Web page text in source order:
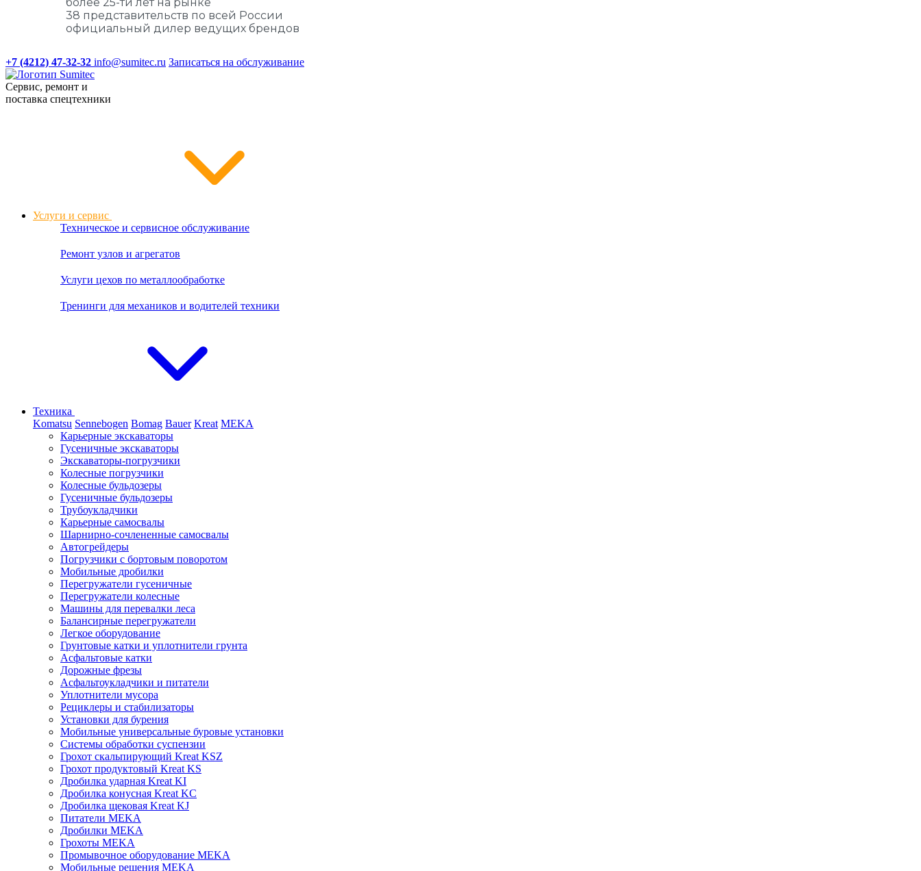
38 представительств по всей России
официальный дилер ведущих брендов
+7 (4212) 47-32-32 info@sumitec.ru Записаться на обслуживание
Сервис, ремонт и
поставка спецтехники
Услуги и сервис
Техническое и сервисное обслуживание
Ремонт узлов и агрегатов
Услуги цехов по металлообработке
Тренинги для механиков и водителей техники
Техника
Komatsu Sennebogen Bomag Bauer Kreat MEKA
Карьерные экскаваторы
Гусеничные экскаваторы
Экскаваторы-погрузчики
Колесные погрузчики
Колесные бульдозеры
Гусеничные бульдозеры
Трубоукладчики
Карьерные самосвалы
Шарнирно-сочлененные cамосвалы
Автогрейдеры
Погрузчики с бортовым поворотом
Мобильные дробилки
Перегружатели гусеничные
Перегружатели колесные
Машины для перевалки леса
Балансирные перегружатели
Легкое оборудование
Грунтовые катки и уплотнители грунта
Асфальтовые катки
Дорожные фрезы
Асфальтоукладчики и питатели
Уплотнители мусора
Рециклеры и стабилизаторы
Установки для бурения
Мобильные универсальные буровые установки
Системы обработки суспензии
Грохот скальпирующий Kreat KSZ
Грохот продуктовый Kreat KS
Дробилка ударная Kreat KI
Дробилка конусная Kreat KC
Дробилка щековая Kreat KJ
Питатели MEKA
Дробилки MEKA
Грохоты MEKA
Промывочное оборудование MEKA
Мобильные решения MEKA